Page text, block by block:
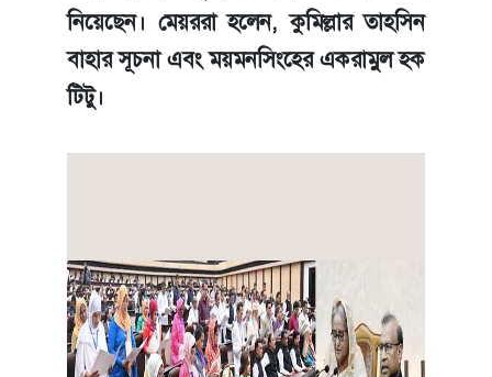
নিয়েছেন। মেয়ররা হলেন, কুমিল্লার তাহসিন
বাহার সূচনা এবং ময়মনসিংহের একরামুল হক
টিটু।